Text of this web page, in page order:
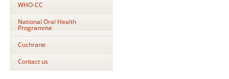
WHO-CC
National Oral Health
Programme
Cochrane
Contact us